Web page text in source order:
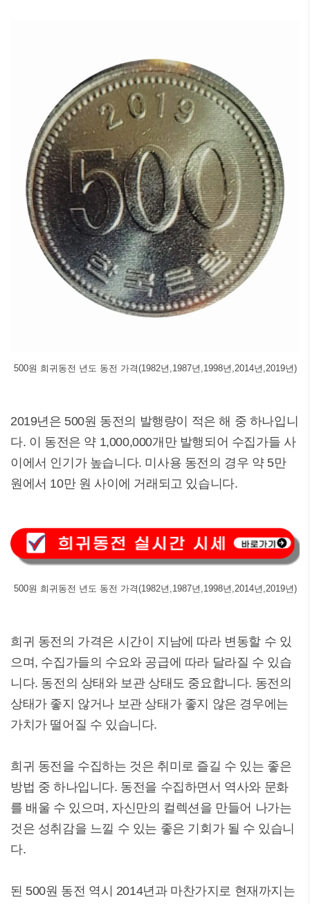
500원 희귀동전 년도 동전 가격(1982년,1987년,1998년,2014년,2019년)
2019년은 500원 동전의 발행량이 적은 해 중 하나입니
다. 이 동전은 약 1,000,000개만 발행되어 수집가들 사
이에서 인기가 높습니다. 미사용 동전의 경우 약 5만
원에서 10만 원 사이에 거래되고 있습니다.
500원 희귀동전 년도 동전 가격(1982년,1987년,1998년,2014년,2019년)
희귀 동전의 가격은 시간이 지남에 따라 변동할 수 있
으며, 수집가들의 수요와 공급에 따라 달라질 수 있습
니다. 동전의 상태와 보관 상태도 중요합니다. 동전의
상태가 좋지 않거나 보관 상태가 좋지 않은 경우에는
가치가 떨어질 수 있습니다.
희귀 동전을 수집하는 것은 취미로 즐길 수 있는 좋은
방법 중 하나입니다. 동전을 수집하면서 역사와 문화
를 배울 수 있으며, 자신만의 컬렉션을 만들어 나가는
것은 성취감을 느낄 수 있는 좋은 기회가 될 수 있습니
다.
된 500원 동전 역시 2014년과 마찬가지로 현재까지는